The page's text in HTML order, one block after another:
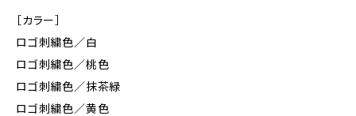
［カラー］
ロゴ刺繍色／白
ロゴ刺繍色／桃色
ロゴ刺繍色／抹茶緑
ロゴ刺繍色／黄色